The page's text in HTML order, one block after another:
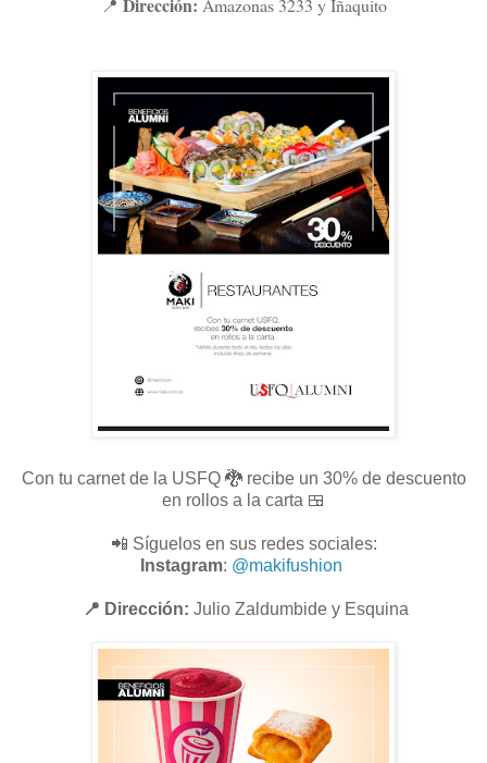
📍 Dirección: Amazonas 3233 y Iñaquito
Con tu carnet de la USFQ 🐉 recibe un 30% de descuento
en rollos a la carta 🍱
📲 Síguelos en sus redes sociales:
Instagram: @makifushion
📍 Dirección: Julio Zaldumbide y Esquina